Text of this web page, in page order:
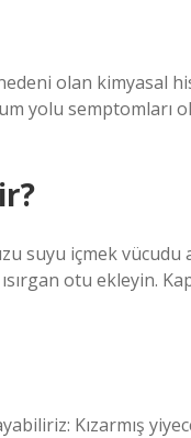
olan kimyasal
yolu semptomları
suyu içmek
otu ekleyin.
Kızarmış